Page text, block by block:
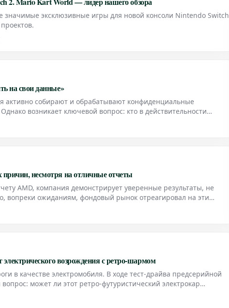
эксклюзивные игры для новой консоли Nintendo Switch
на свои данные»
собирают и обрабатывают конфиденциальные
возникает ключевой вопрос: кто в действительности
В недавнем подкасте Паулина Йо Пеш подробно осветила
несмотря на отличные отчеты
AMD, компания демонстрирует уверенные результаты, не
вопреки ожиданиям, фондовый рынок отреагировал на эти
стоимости акций AMD на 9%.
возрождения с ретро-шармом
в качестве электромобиля. В ходе тест-драйва предсерийной
может ли этот ретро-футуристический электрокар